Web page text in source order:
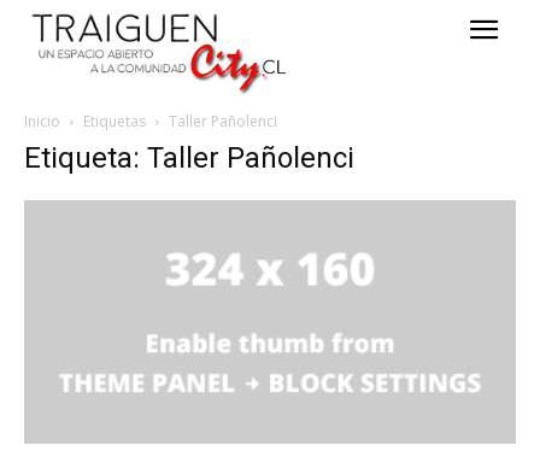
Inicio Etiquetas Taller Pañolenci
Etiqueta: Taller Pañolenci